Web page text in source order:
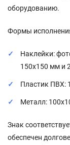
оборудованию.
Формы
Наклейки:
150x150 мм и
Пластик ПВХ:
Металл:
Знак
обеспечен